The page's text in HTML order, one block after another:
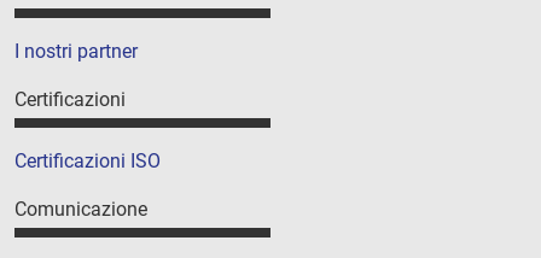
I nostri partner
Certificazioni
Certificazioni ISO
Comunicazione